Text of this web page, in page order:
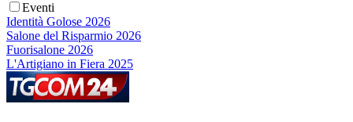
Eventi
Identità Golose 2026
Salone del Risparmio 2026
Fuorisalone 2026
L'Artigiano in Fiera 2025